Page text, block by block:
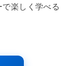
楽しく学べる